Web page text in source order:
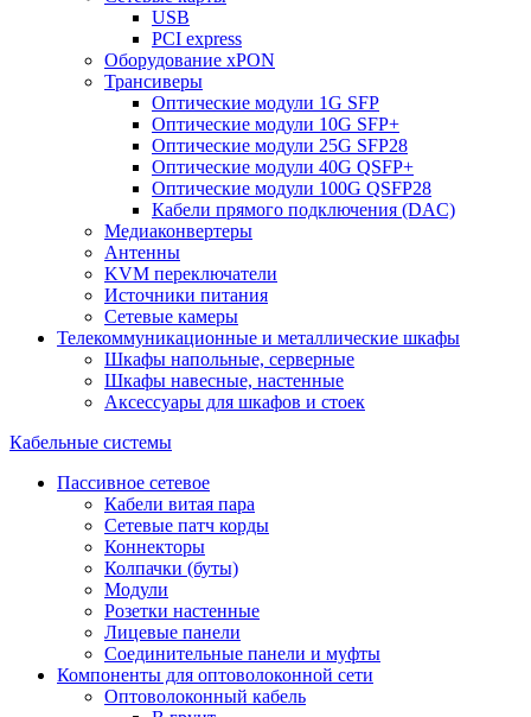
USB
PCI express
Оборудование xPON
Трансиверы
Оптические модули 1G SFP
Оптические модули 10G SFP+
Оптические модули 25G SFP28
Оптические модули 40G QSFP+
Оптические модули 100G QSFP28
Кабели прямого подключения (DAC)
Медиаконвертеры
Антенны
KVM переключатели
Источники питания
Сетевые камеры
Телекоммуникационные и металлические шкафы
Шкафы напольные, серверные
Шкафы навесные, настенные
Аксессуары для шкафов и стоек
Кабельные системы
Пассивное сетевое
Кабели витая пара
Сетевые патч корды
Коннекторы
Колпачки (буты)
Модули
Розетки настенные
Лицевые панели
Соединительные панели и муфты
Компоненты для оптоволоконной сети
Оптоволоконный кабель